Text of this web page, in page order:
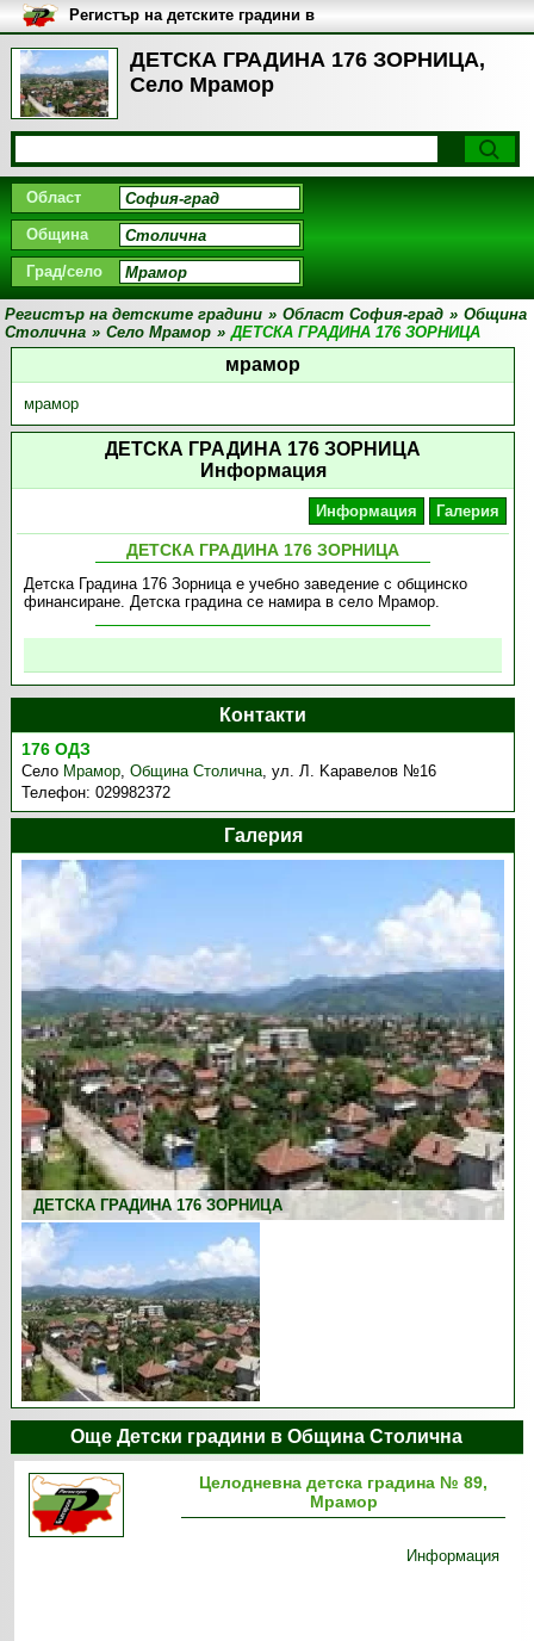
ДЕТСКА ГРАДИНА 176 ЗОРНИЦА,
Село Мрамор
Регистър на детските градини в
България
Област
Община
Град/село
Регистър на детските градини » Област София-град » Община
Столична » Село Мрамор » ДЕТСКА ГРАДИНА 176 ЗОРНИЦА
мрамор
мрамор
ДЕТСКА ГРАДИНА 176 ЗОРНИЦА
Информация
Информация Галерия
ДЕТСКА ГРАДИНА 176 ЗОРНИЦА
Детска Градина 176 Зорница е учебно заведение с общинско
финансиране. Детска градина се намира в село Мрамор.
Контакти
176 ОДЗ
Село Мрамор,Община Столична,ул. Л. Kаравелов №16
Телефон:029982372
Галерия
ДЕТСКА ГРАДИНА 176 ЗОРНИЦА
Още Детски градини в Община Столична
Целодневна детска градина № 89,
Мрамор
Информация